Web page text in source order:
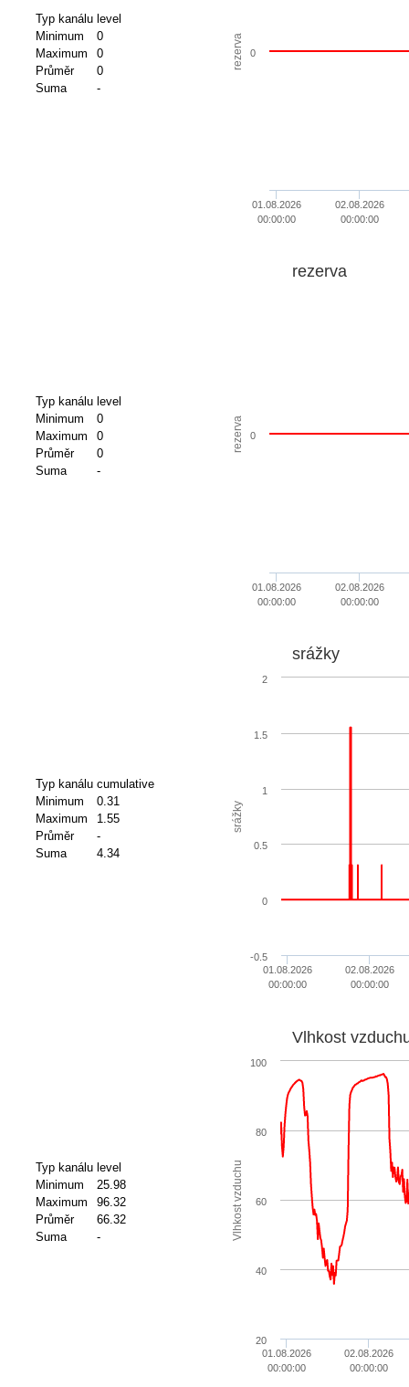
Typ kanálu level
Minimum
0
Maximum
0
Průměr
0
Suma
-
rezerva
01.08.2026
00:00:00
02.08.2026
00:00:00
0
Typ kanálu level
Minimum
0
Maximum
0
Průměr
0
Suma
-
rezerva
rezerva
01.08.2026
00:00:00
02.08.2026
00:00:00
0
Typ kanálu cumulative
Minimum
0.31
Maximum
1.55
Průměr
-
Suma
4.34
srážky
srážky
01.08.2026
00:00:00
02.08.2026
00:00:00
0
0.5
1
1.5
-0.5
2
Typ kanálu level
Minimum
25.98
Maximum
96.32
Průměr
66.32
Suma
- Vlhkost vzduchu
Vlhkost
01.08.2026
00:00:00
02.08.2026
00:00:00
20
40
60
80
100